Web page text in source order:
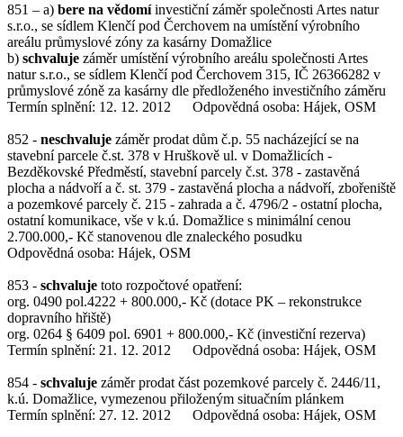
851 – a) bere na vědomíinvestiční záměr společnosti Artes natur
s.r.o., se sídlem Klenčí pod Čerchovem na umístění výrobního
areálu průmyslové zóny za kasárny Domažlice
b) schvaluje záměr umístění výrobního areálu společnosti Artes
natur s.r.o., se sídlem Klenčí pod Čerchovem 315, IČ 26366282 v
průmyslové zóně za kasárny dle předloženého investičního záměru
Termín splnění: 12. 12. 2012 Odpovědná osoba: Hájek, OSM
852 - neschvaluje záměr prodat dům č.p. 55 nacházející se na
stavební parcele č.st. 378 v Hruškově ul. v Domažlicích -
Bezděkovské Předměstí, stavební parcely č.st. 378 - zastavěná
plocha a nádvoří a č. st. 379 - zastavěná plocha a nádvoří, zbořeniště
a pozemkové parcely č. 215 - zahrada a č. 4796/2 - ostatní plocha,
ostatní komunikace, vše v k.ú. Domažlice s minimální cenou
2.700.000,- Kč stanovenou dle znaleckého posudku
Odpovědná osoba: Hájek, OSM
853 - schvaluje toto rozpočtové opatření:
org. 0490 pol.4222 + 800.000,- Kč (dotace PK – rekonstrukce
dopravního hřiště)
org. 0264 § 6409 pol. 6901 + 800.000,- Kč (investiční rezerva)
Termín splnění: 21. 12. 2012 Odpovědná osoba: Hájek, OSM
854 - schvaluje záměr prodat část pozemkové parcely č. 2446/11,
k.ú. Domažlice, vymezenou přiloženým situačním plánkem
Termín splnění: 27. 12. 2012 Odpovědná osoba: Hájek, OSM